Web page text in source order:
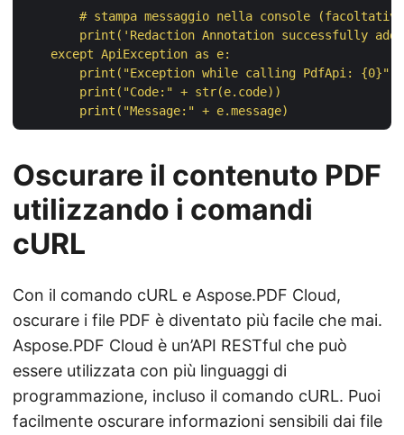
# stampa messaggio nella console
print('Redaction Annotation successfully
    except ApiException as e:
print("Exception while calling PdfApi:
        print("Code:" + str(e.code))
Oscurare il contenuto PDF
utilizzando i comandi
cURL
Con il comando cURL e Aspose.PDF Cloud,
oscurare i file PDF è diventato più facile che mai.
Aspose.PDF Cloud è un’API RESTful che può
essere utilizzata con più linguaggi di
programmazione, incluso il comando cURL. Puoi
facilmente oscurare informazioni sensibili dai file